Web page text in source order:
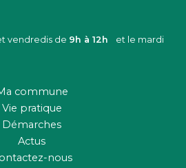
vendredis de 9h à 12h et le mardi
commune
Vie pratique
Démarches
Actus
nous